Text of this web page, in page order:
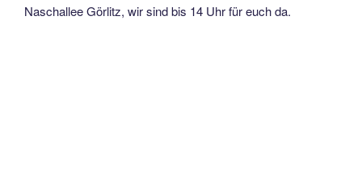
Naschallee Görlitz, wir sind bis 14 Uhr für euch da.